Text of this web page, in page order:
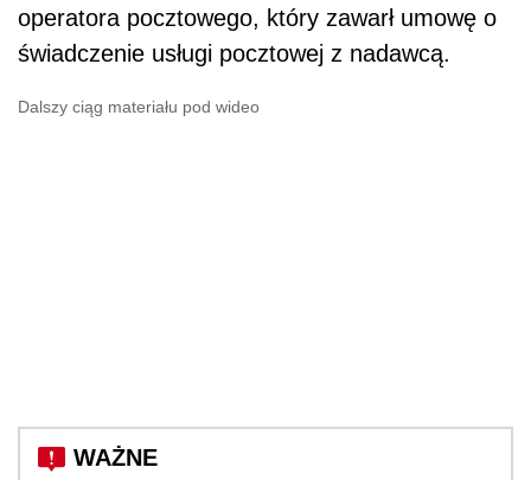
operatora pocztowego, który zawarł umowę o
świadczenie usługi pocztowej z nadawcą.
Dalszy ciąg materiału pod wideo